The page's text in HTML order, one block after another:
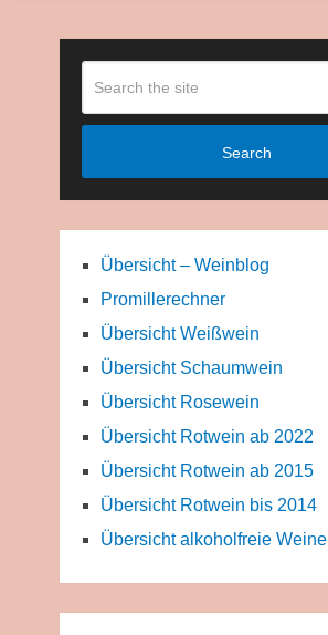
Search
Übersicht – Weinblog
Promillerechner
Übersicht Weißwein
Übersicht Schaumwein
Übersicht Rosewein
Übersicht Rotwein ab 2022
Übersicht Rotwein ab 2015
Übersicht Rotwein bis 2014
Übersicht alkoholfreie Weine